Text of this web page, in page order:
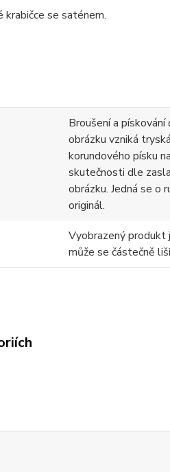
se saténem.
Broušení a
obrázku vzniká
korundového písku
skutečnosti dle
obrázku. Jedná se o
originál.
Vyobrazený produkt
může se částečně